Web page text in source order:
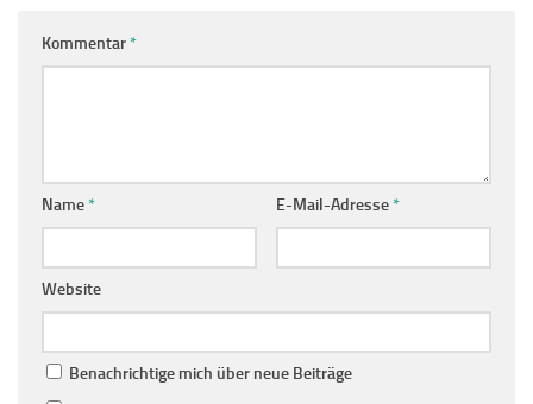
Kommentar*
Name* E-Mail-Adresse*
Website
Benachrichtige mich über neue Beiträge